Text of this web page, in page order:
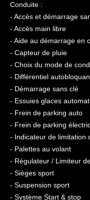
Conduite :
- Accès et démarrage
- Accès main libre
- Aide au démarrage en
- Capteur de pluie
- Choix du mode de
- Différentiel
- Démarrage sans clé
- Essuies glaces
- Frein de parking auto
- Frein de parking
- Indicateur de limitation
- Palettes au volant
- Régulateur / Limiteur
- Sièges sport
- Suspension sport
- Système Start & stop